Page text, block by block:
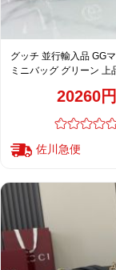
グッチ 並行輸入品 GG
ミニバッグ グリーン 上
20260円
佐川急便